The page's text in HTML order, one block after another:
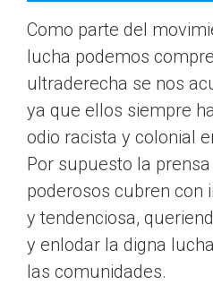
Como parte del
lucha podemos
ultraderecha se nos
ya que ellos siempre
odio racista y colonial
Por supuesto la
poderosos cubren con
y tendenciosa,
y enlodar la digna
las comunidades.